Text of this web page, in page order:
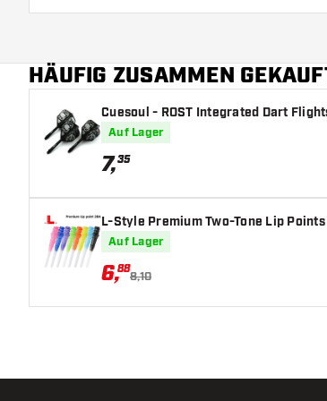
HÄUFIG ZUSAMMEN
Cuesoul - ROST Integrated Dart
Auf Lager
7,35
L-Style Premium Two-Tone Lip Points
Auf Lager
6,88
8,10